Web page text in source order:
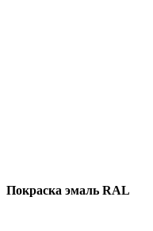
Покраска эмаль RAL